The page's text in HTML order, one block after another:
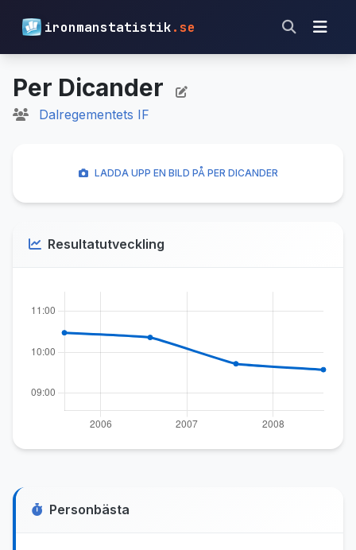
ironmanstatistik.se
Per Dicander
Dalregementets IF
Personbästa
LADDA UPP EN BILD PÅ PER DICANDER
Resultatutveckling